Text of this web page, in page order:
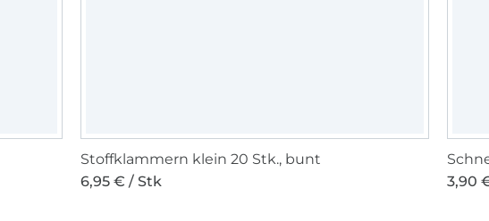
Stoffklammern klein 20 Stk., bunt
6,95 € / Stk
3,90